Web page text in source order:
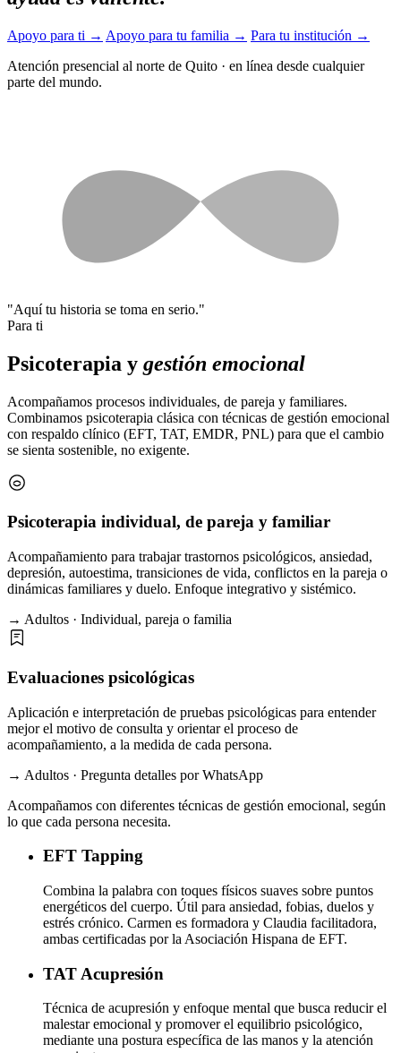
Apoyo para ti → Apoyo para tu familia → Para tu institución →
Atención presencial al norte de Quito · en línea desde cualquier
parte del mundo.
"Aquí tu historia se toma en serio."
Para ti
Psicoterapia y gestión emocional
Acompañamos procesos individuales, de pareja y familiares.
Combinamos psicoterapia clásica con técnicas de gestión emocional
con respaldo clínico (EFT, TAT, EMDR, PNL) para que el cambio
se sienta sostenible, no exigente.
Psicoterapia individual, de pareja y familiar
Acompañamiento para trabajar trastornos psicológicos, ansiedad,
depresión, autoestima, transiciones de vida, conflictos en la pareja o
dinámicas familiares y duelo. Enfoque integrativo y sistémico.
→ Adultos · Individual, pareja o familia
Evaluaciones psicológicas
Aplicación e interpretación de pruebas psicológicas para entender
mejor el motivo de consulta y orientar el proceso de
acompañamiento, a la medida de cada persona.
→ Adultos · Pregunta detalles por WhatsApp
Acompañamos con diferentes técnicas de gestión emocional, según
lo que cada persona necesita.
EFT Tapping
Combina la palabra con toques físicos suaves sobre puntos
energéticos del cuerpo. Útil para ansiedad, fobias, duelos y
estrés crónico. Carmen es formadora y Claudia facilitadora,
ambas certificadas por la Asociación Hispana de EFT.
TAT Acupresión
Técnica de acupresión y enfoque mental que busca reducir el
malestar emocional y promover el equilibrio psicológico,
mediante una postura específica de las manos y la atención